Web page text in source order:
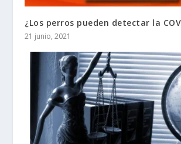
¿Los perros pueden detectar la
21 junio, 2021